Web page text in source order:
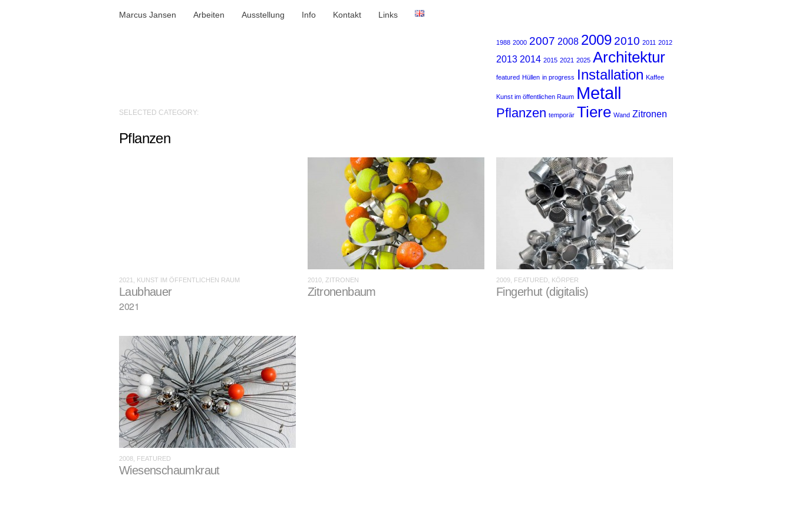
Marcus Jansen Arbeiten Ausstellung Info Kontakt Links
1988 2000 2007 2008 2009 2010 2011 2012
2013 2014 2015 2021 2025 Architektur
featured Hüllen in progress Installation Kaffee
Kunst im öffentlichen Raum Metall
Pflanzen temporär Tiere Wand Zitronen
SELECTED CATEGORY:
Pflanzen
2021, KUNST IM ÖFFENTLICHEN RAUM
Laubhauer
2021
2010, ZITRONEN
Zitronenbaum
2009, FEATURED, KÖRPER
Fingerhut (digitalis)
2008, FEATURED
Wiesenschaumkraut